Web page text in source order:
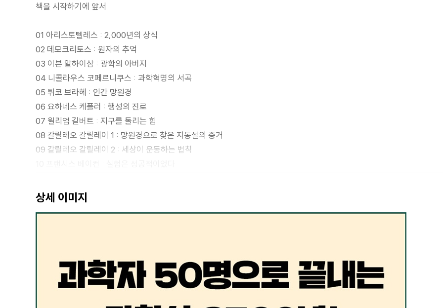
책을 시작하기에 앞서
01 아리스토텔레스 : 2,000년의 상식
02 데모크리토스 : 원자의 추억
03 이븐 알하이삼 : 광학의 아버지
04 니콜라우스 코페르니쿠스 : 과학혁명의 서곡
05 튀코 브라헤 : 인간 망원경
06 요하네스 케플러 : 행성의 진로
07 윌리엄 길버트 : 지구를 돌리는 힘
08 갈릴레오 갈릴레이 1 : 망원경으로 찾은 지동설의 증거
09 갈릴레오 갈릴레이 2 : 세상이 운동하는 법칙
작가 노트
상세 이미지